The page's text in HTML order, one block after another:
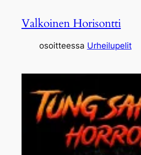
Valkoinen Horisontti
osoitteessa Urheilupelit